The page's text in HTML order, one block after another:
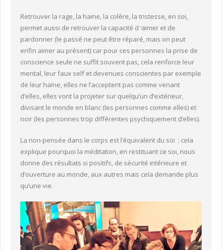
Retrouver la rage, la haine, la colère, la tristesse, en soi,
permet aussi de retrouver la capacité d ‘aimer et de
pardonner (le passé ne peut être réparé, mais on peut
enfin aimer au présent) car pour ces personnes la prise de
conscience seule ne suffit souvent pas, cela renforce leur
mental, leur faux self et devenues conscientes par exemple
de leur haine, elles ne l’acceptent pas comme venant
d’elles, elles vont la projeter sur quelqu’un d’extérieur,
divisant le monde en blanc (les personnes comme elles) et
noir (les personnes trop différentes psychiquement d’elles).
La non-pensée dans le corps est l’équivalent du soi : cela
explique pourquoi la méditation, en restituant ce soi, nous
donne des résultats si positifs, de sécurité intérieure et
d’ouverture au monde, aux autres mais cela demande plus
qu’une vie.